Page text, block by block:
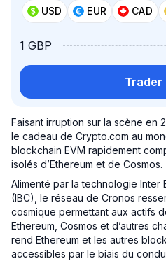
USD EUR CAD
1 GBP
Trader
Faisant irruption sur la scène en
le cadeau de Crypto.com au
blockchain EVM rapidement
isolés d’Ethereum et de Cosmos.
Alimenté par la technologie Inter
(IBC), le réseau de Cronos
cosmique permettant aux actifs
Ethereum, Cosmos et d’autres
rend Ethereum et les autres
accessibles par le biais du